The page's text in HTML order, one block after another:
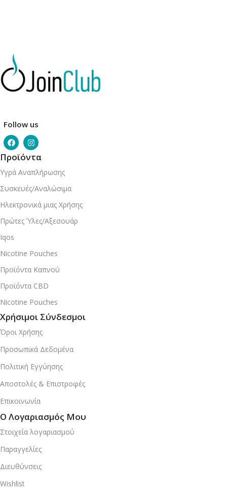
Follow us
Προϊόντα
Υγρά Αναπλήρωσης
Συσκευές/Αναλώσιμα
Ηλεκτρονικά μιας Χρήσης
Πρώτες Ύλες/Αξεσουάρ
Iqos
Nicotine Pouches
Προϊόντα Καπνού
Προϊόντα CBD
Nicotine Pouches
Χρήσιμοι Σύνδεσμοι
Όροι Χρήσης
Προσωπικά Δεδομένα
Πολιτική Εγγύησης
Αποστολές & Επιστροφές
Επικοινωνία
Ο Λογαριασμός Μου
Στοιχεία λογαριασμού
Παραγγελίες
Διευθύνσεις
Wishlist